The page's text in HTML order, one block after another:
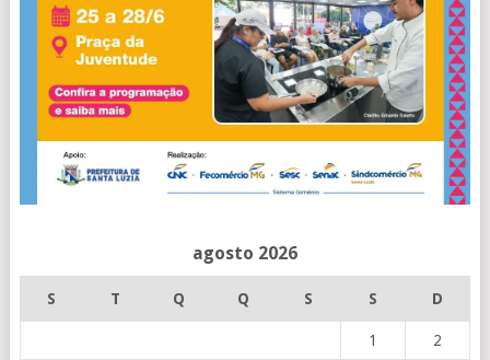
agosto 2026
S T Q Q S S D
1 2